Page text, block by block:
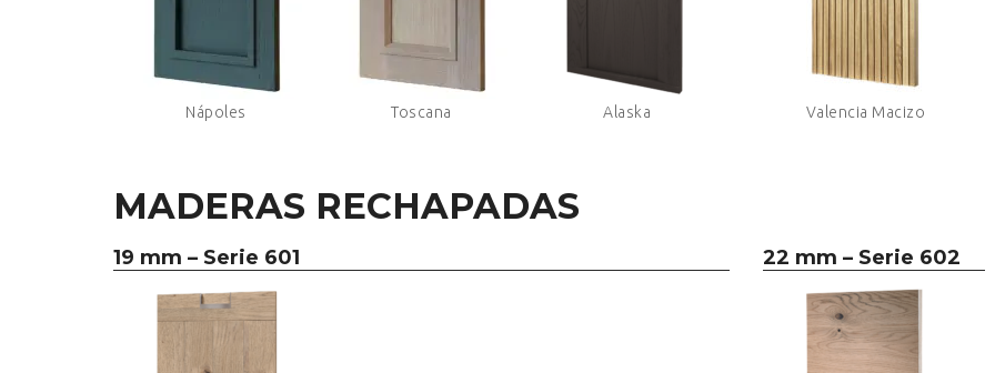
Nápoles Toscana Alaska Valencia Macizo
MADERAS RECHAPADAS
19 mm – Serie 601 22 mm – Serie 602